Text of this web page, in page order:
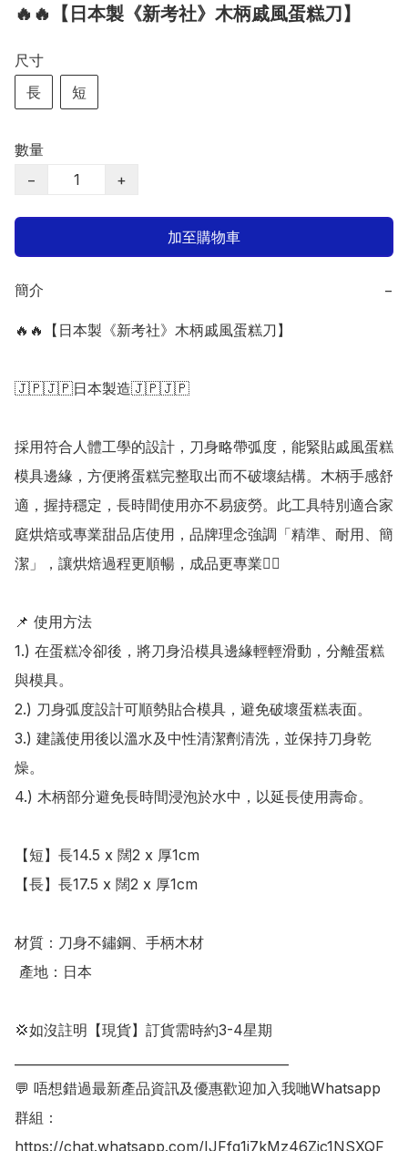
🔥🔥【日本製《新考社》木柄戚風蛋糕刀】
尺寸
長
短
數量
−
+
加至購物車
簡介 −
🔥🔥【日本製《新考社》木柄戚風蛋糕刀】
🇯🇵🇯🇵日本製造🇯🇵🇯🇵
採用符合人體工學的設計，刀身略帶弧度，能緊貼戚風蛋糕
模具邊緣，方便將蛋糕完整取出而不破壞結構。木柄手感舒
適，握持穩定，長時間使用亦不易疲勞。此工具特別適合家
庭烘焙或專業甜品店使用，品牌理念強調「精準、耐用、簡
潔」，讓烘焙過程更順暢，成品更專業👍🏻
📌 使用方法
1.) 在蛋糕冷卻後，將刀身沿模具邊緣輕輕滑動，分離蛋糕
與模具。
2.) 刀身弧度設計可順勢貼合模具，避免破壞蛋糕表面。
3.) 建議使用後以溫水及中性清潔劑清洗，並保持刀身乾
燥。
4.) 木柄部分避免長時間浸泡於水中，以延長使用壽命。
【短】長14.5 x 闊2 x 厚1cm
【長】長17.5 x 闊2 x 厚1cm
材質：刀身不鏽鋼、手柄木材
💢如沒註明【現貨】訂貨需時約3-4星期
💬 唔想錯過最新產品資訊及優惠歡迎加入我哋Whatsapp
群組：
https://chat.whatsapp.com/IJFfq1i7kMz46Zjc1NSXQF